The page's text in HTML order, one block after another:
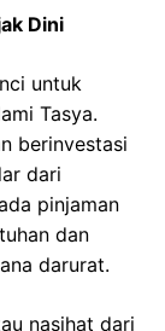
Dini
untuk
Tasya.
berinvestasi
dari
pinjaman
dan
darurat.
nasihat dari